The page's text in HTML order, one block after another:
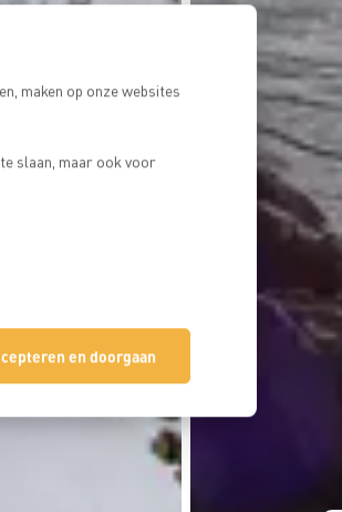
maken op onze websites
slaan, maar ook voor
en doorgaan